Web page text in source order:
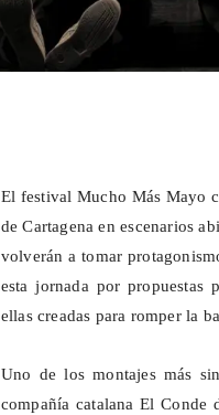
El festival Mucho Más Mayo
de Cartagena en escenarios
volverán a tomar
esta jornada por propuestas
ellas creadas para romper la
Uno de los montajes más
compañía catalana El